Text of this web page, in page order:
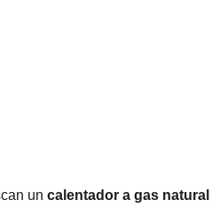
un calentador a gas